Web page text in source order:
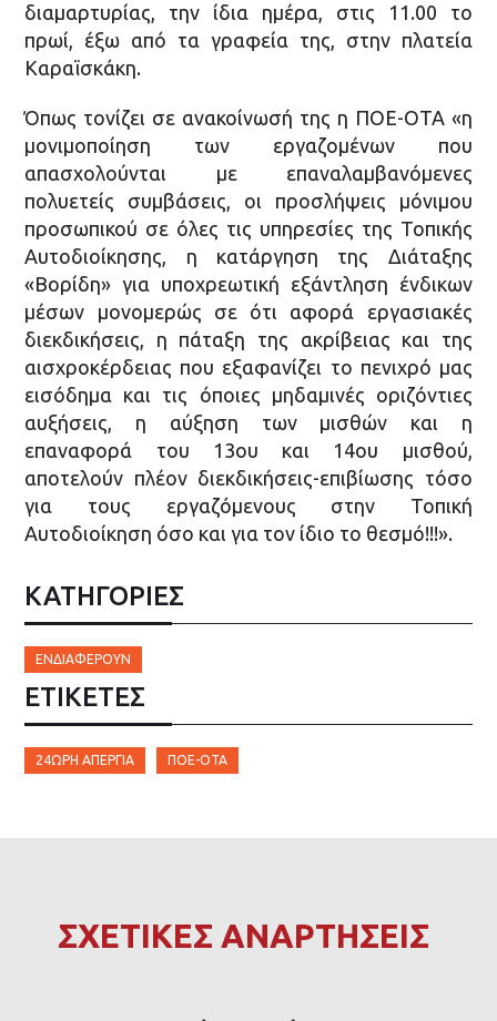
διαμαρτυρίας, την ίδια ημέρα, στις 11.00 το
πρωί, έξω από τα γραφεία της, στην πλατεία
Καραϊσκάκη.
Όπως τονίζει σε ανακοίνωσή της η ΠΟΕ-ΟΤΑ «η
μονιμοποίηση των εργαζομένων που
απασχολούνται με επαναλαμβανόμενες
πολυετείς συμβάσεις, οι προσλήψεις μόνιμου
προσωπικού σε όλες τις υπηρεσίες της Τοπικής
Αυτοδιοίκησης, η κατάργηση της Διάταξης
«Βορίδη» για υποχρεωτική εξάντληση ένδικων
μέσων μονομερώς σε ότι αφορά εργασιακές
διεκδικήσεις, η πάταξη της ακρίβειας και της
αισχροκέρδειας που εξαφανίζει το πενιχρό μας
εισόδημα και τις όποιες μηδαμινές οριζόντιες
αυξήσεις, η αύξηση των μισθών και η
επαναφορά του 13ου και 14ου μισθού,
αποτελούν πλέον διεκδικήσεις-επιβίωσης τόσο
για τους εργαζόμενους στην Τοπική
Αυτοδιοίκηση όσο και για τον ίδιο το θεσμό!!!».
ΚΑΤΗΓΟΡΙΕΣ
ΕΝΔΙΑΦΈΡΟΥΝ
ΕΤΙΚΈΤΕΣ
24ΩΡΗ ΑΠΕΡΓΊΑ ΠΟΕ-ΟΤΑ
ΣΧΕΤΙΚΕΣ ΑΝΑΡΤΗΣΕΙΣ